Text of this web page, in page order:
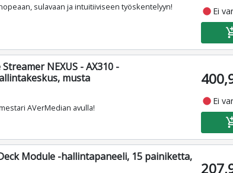
sulavaan ja intuitiiviseen työskentelyyn! fiber_manual_record Ei
NEXUS - AX310 -
musta
AVerMedian avulla!
fiber_manual_record Ei
Module -hallintapaneeli, 15 painiketta,